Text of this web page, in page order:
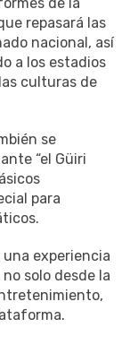
repasará las
nacional, así
a los estadios
culturas de
se
“el Güiri
para
una experiencia
solo desde la